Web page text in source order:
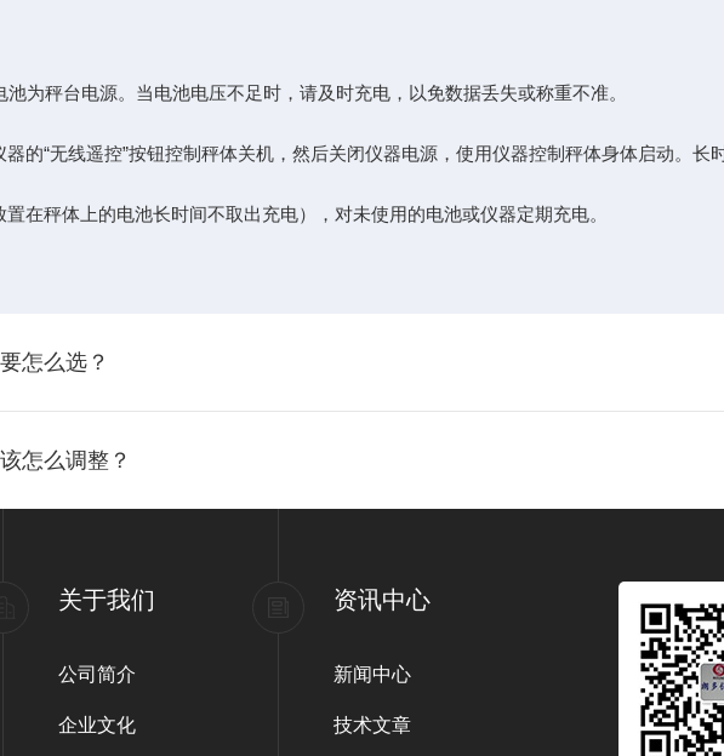
秤台电源。当电池电压不足时，请及时充电，以免数据丢失或称重不准。
“无线遥控”按钮控制秤体关机，然后关闭仪器电源，使用仪器控制秤体身体启动。长
秤体上的电池长时间不取出充电），对未使用的电池或仪器定期充电。
怎么选？
怎么调整？
关于我们
公司简介
企业文化
资讯中心
新闻中心
技术文章